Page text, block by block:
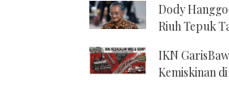
Dody
Riuh Tepuk
IKN
Kemiskinan